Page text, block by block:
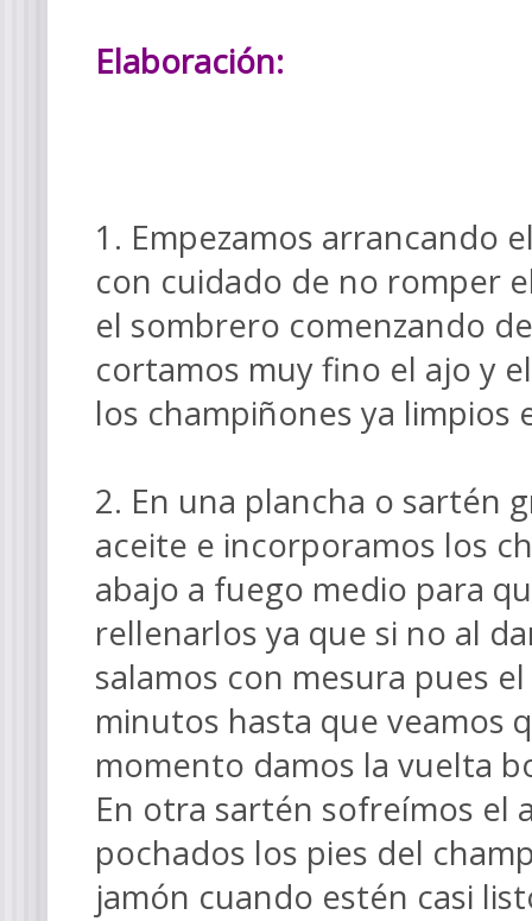
Elaboración:
1. Empezamos arrancando
con cuidado de no romper
el sombrero comenzando
cortamos muy fino el ajo y
los champiñones ya limpios
2. En una plancha o sartén
aceite e incorporamos los
abajo a fuego medio para
rellenarlos ya que si no al
salamos con mesura pues
minutos hasta que veamos
momento damos la vuelta
En otra sartén sofreímos el
pochados los pies del
jamón cuando estén casi